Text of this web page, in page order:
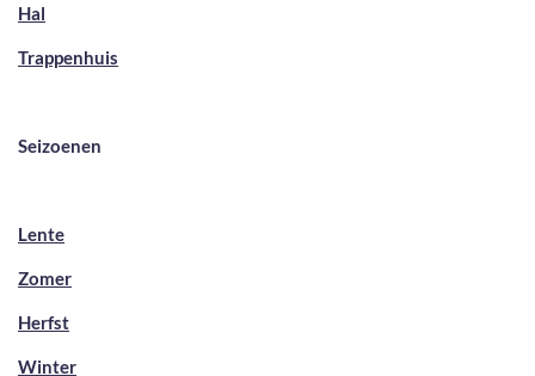
Hal
Trappenhuis
Seizoenen
Lente
Zomer
Herfst
Winter